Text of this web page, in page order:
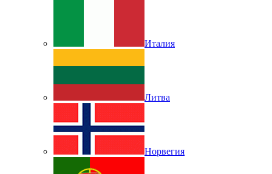
Италия
Литва
Норвегия